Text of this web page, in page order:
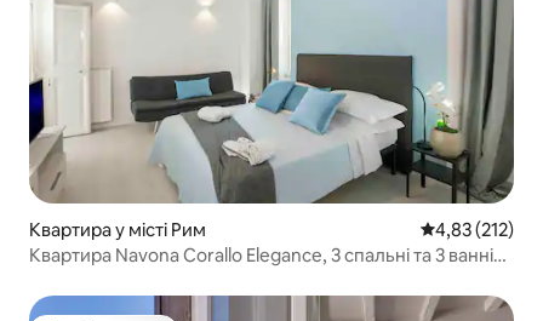
Квартира у місті Рим Середня
4,83 (212)
Квартира Navona Corallo Elegance, 3 спальні та 3 ванні